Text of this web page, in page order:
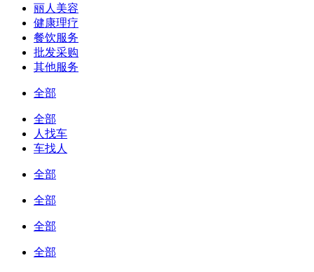
丽人美容
健康理疗
餐饮服务
批发采购
其他服务
全部
全部
人找车
车找人
全部
全部
全部
全部